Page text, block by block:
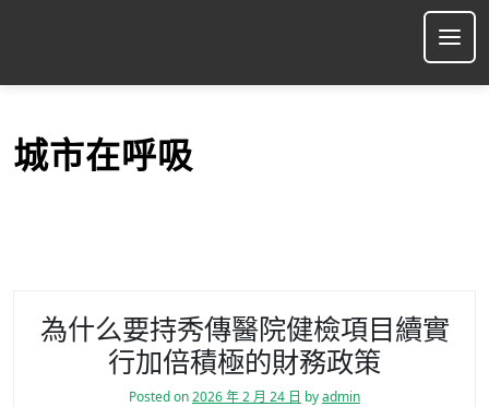
p
城市在呼吸
為什么要持秀傳醫院健檢項目續實
行加倍積極的財務政策
Posted on2026 年 2 月 24 日 byadmin